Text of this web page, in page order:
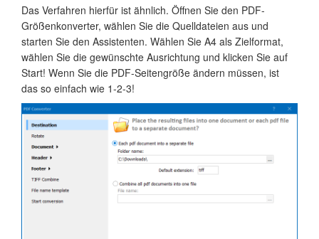
Das Verfahren hierfür ist ähnlich. Öffnen Sie den PDF-
Größenkonverter, wählen Sie die Quelldateien aus und
starten Sie den Assistenten. Wählen Sie A4 als Zielformat,
wählen Sie die gewünschte Ausrichtung und klicken Sie auf
Start! Wenn Sie die PDF-Seitengröße ändern müssen, ist
das so einfach wie 1-2-3!